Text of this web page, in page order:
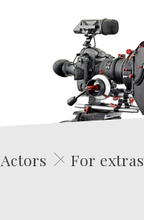
Actors For extras